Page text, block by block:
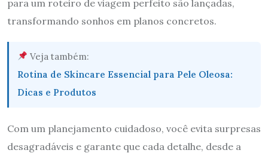
para um roteiro de viagem perfeito são lançadas,
transformando sonhos em planos concretos.
Veja também:
Rotina de Skincare Essencial para Pele Oleosa:
Dicas e Produtos
Com um planejamento cuidadoso, você evita surpresas
desagradáveis e garante que cada detalhe, desde a